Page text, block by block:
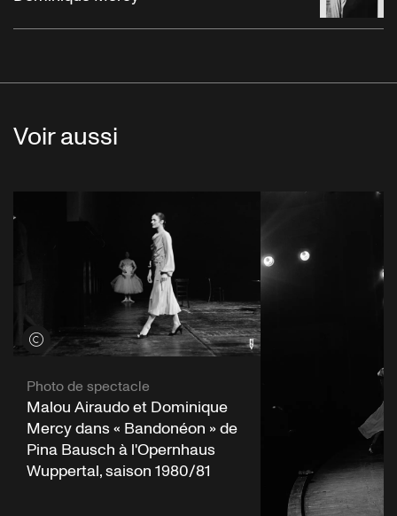
Voir aussi
Voir les crédits
Photo de spectacle
Malou Airaudo et Dominique
Mercy dans « Bandonéon » de
Pina Bausch à l'Opernhaus
Wuppertal, saison 1980/81